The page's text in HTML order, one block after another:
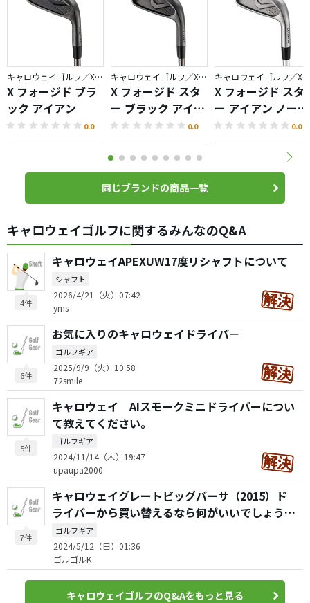
キャロウェイゴルフ／X FORGED
X フォージド ブラ
ック アイアン
0.0
キャロウェイゴルフ／X FORGED
X フォージド スタ
ー ブラック アイア
ン
0.0
X フォージド スタ
ー アイアン ノーメ
ッキバージョン 0.0
同じブランドの商品一覧
キャロウェイゴルフに関するみんなのQ&A
4件
キャロウェイAPEXUW17度リシャフトについて
シャフト
2026/4/21（火）07:42
yms
6件
お気に入りのキャロウェイドライバ－
ゴルフギア
2025/9/9（火）10:58
72smile
5件
キャロウェイ AIスモークミニドライバーについ
て教えてください。
ゴルフギア
2024/11/14（木）19:47
upaupa2000
7件
キャロウェイグレートビッグバーサ（2015）ド
ライバーから買い替えるなら何がいいでしょう
か？
ゴルフギア
2024/5/12（日）01:36
ゴルゴルK
キャロウェイゴルフのQ&Aをもっと見る